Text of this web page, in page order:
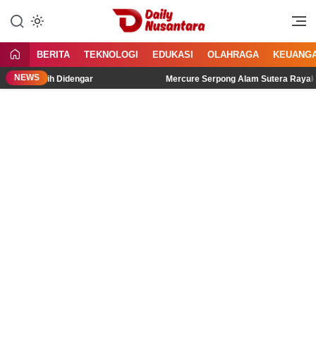
konten
Daily Nusantara
Menyajikan Fakta, Menginspirasi
BERITA TEKNOLOGI EDUKASI OLAHRAGA
NEWS
Lebih Didengar Mercure Serpong Alam Sutera